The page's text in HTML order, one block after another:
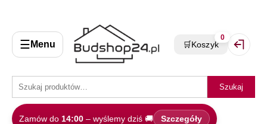
☰ Menu
Szukaj
Zamów do 14:00 – wyślemy dziś 🚚 Szczegóły
🛒Koszyk
0